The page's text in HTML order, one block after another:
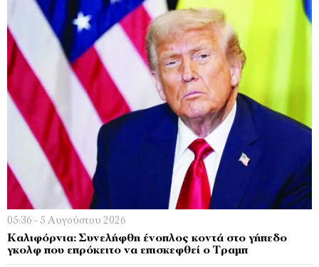
05:36 - 5 Αυγούστου 2026
Καλιφόρνια: Συνελήφθη ένοπλος κοντά στο γήπεδο
γκολφ που επρόκειτο να επισκεφθεί ο Τραμπ